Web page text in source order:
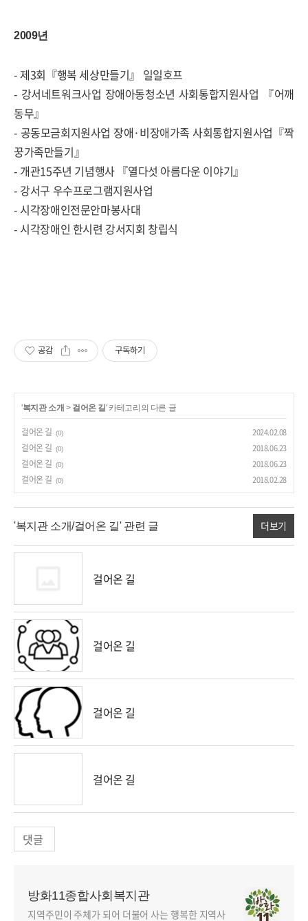
2009년
- 제3회『행복 세상만들기』 일일호프
- 강서네트워크사업 장애아동청소년 사회통합지원사업 『어깨
동무』
- 공동모금회지원사업 장애·비장애가족 사회통합지원사업『짝
꿍가족만들기』
- 개관15주년 기념행사 『열다섯 아름다운 이야기』
- 강서구 우수프로그램지원사업
- 시각장애인전문안마봉사대
- 시각장애인 한시련 강서지회 창립식
공감 구독하기
'복지관 소개 > 걸어온 길' 카테고리의 다른 글
걸어온 길 (0) 2024.02.08
걸어온 길 (0) 2018.06.23
걸어온 길 (0) 2018.06.23
걸어온 길 (0) 2018.02.28
'복지관 소개/걸어온 길' 관련 글 더보기
걸어온 길
걸어온 길
걸어온 길
걸어온 길
댓글
방화11종합사회복지관
지역주민이 주체가 되어 더불어 사는 행복한 지역사